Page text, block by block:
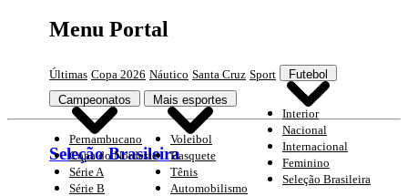
Menu Portal
Últimas Copa 2026 Náutico Santa Cruz Sport Futebol
Interior
Nacional
Internacional
Feminino
Seleção Brasileira
Campeonatos
Pernambucano
Copa do Nordeste
Série A
Série B
Mais esportes
Voleibol
Basquete
Tênis
Automobilismo
Seleção Brasileira